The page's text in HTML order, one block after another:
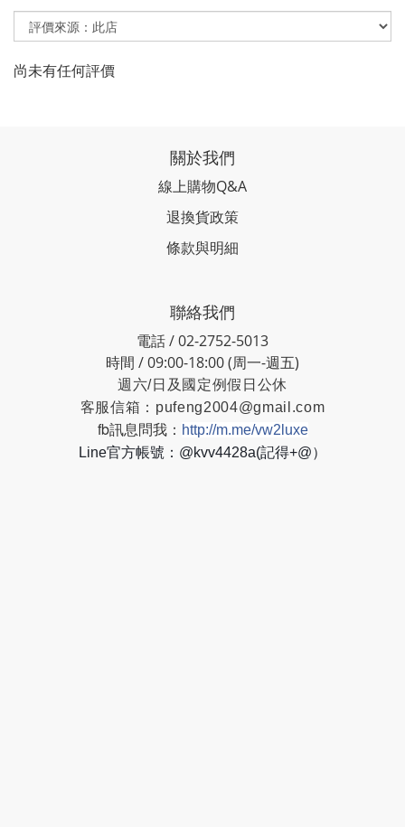
尚未有任何評價
關於我們
線上購物Q&A
退換貨政策
條款與明細
聯絡我們
電話 / 02-2752-5013
時間 / 09:00-18:00 (周一-週五)
週六/日及國定例假日公休
客服信箱： pufeng2004@gmail.com
fb訊息問我： http://m.me/vw2luxe
Line官方帳號：@kvv4428a(記得+@）